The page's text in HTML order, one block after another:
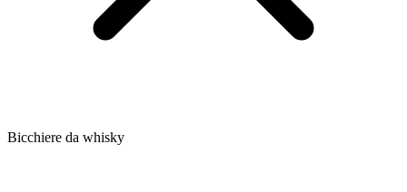
Bicchiere da whisky